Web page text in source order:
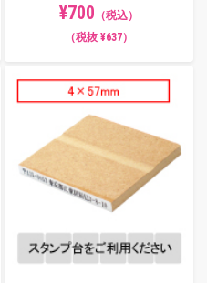
¥700 （税込）
（税抜 ¥637）